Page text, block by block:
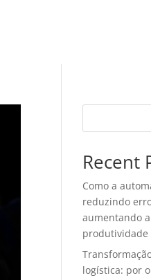
Recent
Como a
reduzindo
aumentando a
produtividade
logística: por